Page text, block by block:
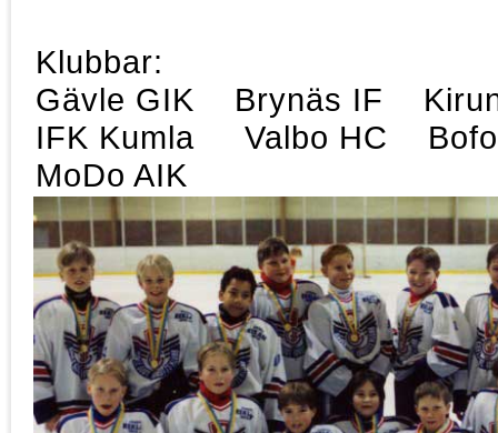
Klubbar:
Gävle GIK Brynäs IF
IFK Kumla Valbo HC
MoDo AIK